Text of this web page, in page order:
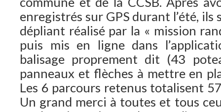
enregistrés sur GPS durant l’été,
dépliant réalisé par la « mission
puis mis en ligne dans
balisage proprement dit (43
panneaux et flèches à mettre en
Les 6 parcours retenus totalisent
Un grand merci à toutes et tous